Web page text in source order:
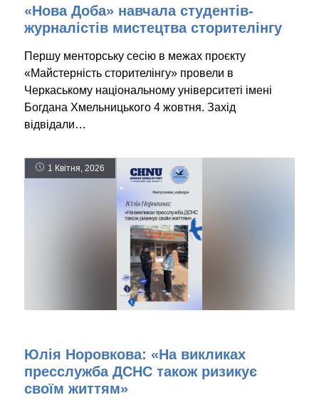
«Нова Доба» навчала студентів-
журналістів мистецтва сторителінгу
Першу менторську сесію в межах проєкту
«Майстерність сторителінгу» провели в
Черкаському національному університеті імені
Богдана Хмельницького 4 жовтня. Захід
відвідали…
1 Квітня, 2026
Юлія Норовкова: «На викликах
пресслужба ДСНС також ризикує
своїм життям»